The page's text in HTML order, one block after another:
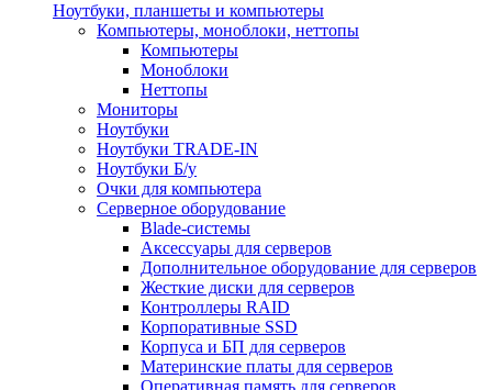
Ноутбуки, планшеты и компьютеры
Компьютеры, моноблоки, неттопы
Компьютеры
Моноблоки
Неттопы
Мониторы
Ноутбуки
Ноутбуки TRADE-IN
Ноутбуки Б/у
Очки для компьютера
Серверное оборудование
Blade-системы
Аксессуары для серверов
Дополнительное оборудование для серверов
Жесткие диски для серверов
Контроллеры RAID
Корпоративные SSD
Корпуса и БП для серверов
Материнские платы для серверов
Оперативная память для серверов